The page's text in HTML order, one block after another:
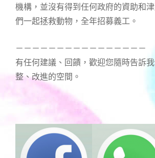
機構，並沒有得到任何政府的資助和
們一起拯救動物，全年招募義工。
－－－－－－－－－－－－－－－－
有任何建議、回饋，歡迎您隨時告訴
整、改進的空間。